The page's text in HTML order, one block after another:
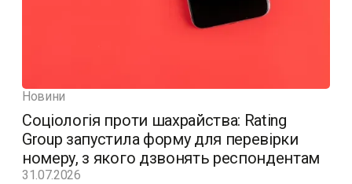
Новини
Соціологія проти шахрайства: Rating
Group запустила форму для перевірки
номеру, з якого дзвонять респондентам
31.07.2026